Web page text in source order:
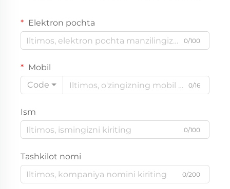
Elektron pochta
0/100
Mobil
Code
0/16
Ism
0/100
Tashkilot nomi
0/200